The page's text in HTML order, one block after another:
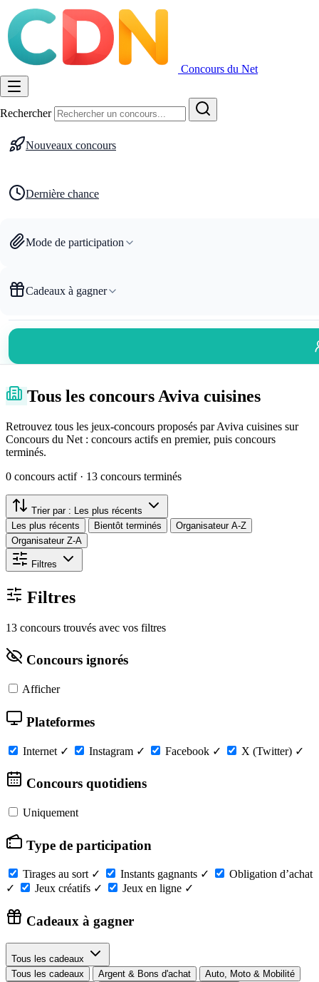
Concours du Net
Rechercher
Nouveaux concours
Dernière chance
Mode de participation
Cadeaux à gagner
Tous les concours Aviva cuisines
Retrouvez tous les jeux-concours proposés par Aviva cuisines sur
Concours du Net : concours actifs en premier, puis concours
terminés.
0 concours actif · 13 concours terminés
Trier par :
Les plus récents
Les plus récents
Bientôt terminés
Organisateur A-Z
Organisateur Z-A
Filtres
Filtres
13 concours trouvés avec vos filtres
Concours ignorés
Afficher
Plateformes
Internet ✓ Instagram ✓ Facebook ✓ X (Twitter) ✓
Concours quotidiens
Uniquement
Type de participation
Tirages au sort ✓ Instants gagnants ✓
Obligation d’achat
✓
Jeux créatifs ✓ Jeux en ligne ✓
Cadeaux à gagner
Tous les cadeaux
Tous les cadeaux
Argent & Bons d'achat
Auto, Moto & Mobilité